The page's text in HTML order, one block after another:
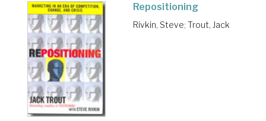
Repositioning
Rivkin, Steve; Trout, Jack